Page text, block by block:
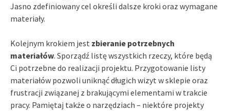
Jasno zdefiniowany cel określi dalsze kroki oraz wymagane
materiały.
Kolejnym krokiem jest zbieranie potrzebnych
materiałów. Sporządź listę wszystkich rzeczy, które będą
Ci potrzebne do realizacji projektu. Przygotowanie listy
materiałów pozwoli uniknąć długich wizyt w sklepie oraz
frustracji związanej z brakującymi elementami w trakcie
pracy. Pamiętaj także o narzędziach – niektóre projekty